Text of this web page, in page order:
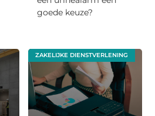
goede keuze?
ZAKELIJKE DIENSTVERLENING